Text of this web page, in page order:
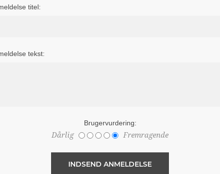
titel:
tekst:
Brugervurdering:
Dårlig Fremragende